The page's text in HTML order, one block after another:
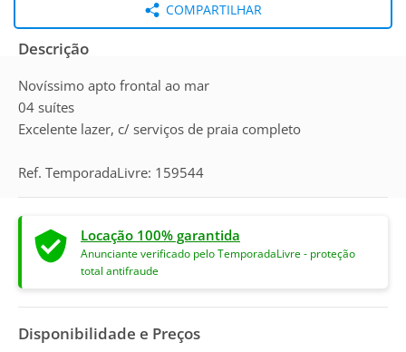
COMPARTILHAR
Descrição
Novíssimo apto frontal ao mar
04 suítes
Excelente lazer, c/ serviços de praia completo
Ref. TemporadaLivre: 159544
Locação 100% garantida
Anunciante verificado pelo TemporadaLivre - proteção
total antifraude
Disponibilidade e Preços